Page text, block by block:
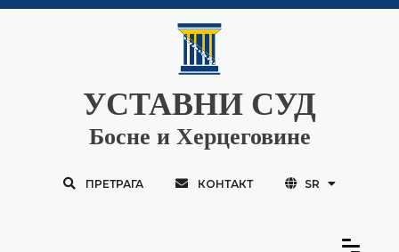
УСТАВНИ СУД
Босне и Херцеговине
ПРЕТРАГА КОНТАКТ SR